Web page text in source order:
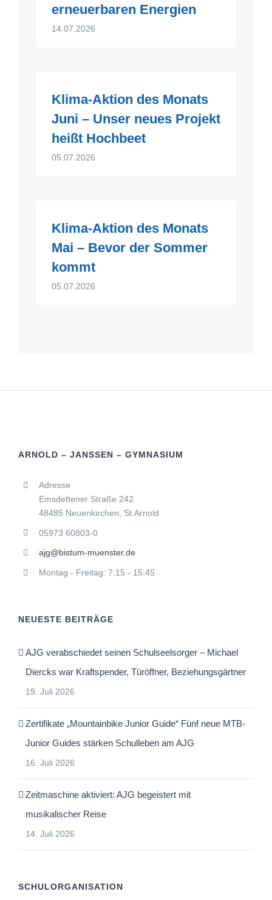
erneuerbaren Energien
14.07.2026
Klima-Aktion des Monats
Juni – Unser neues Projekt
heißt Hochbeet
05.07.2026
Klima-Aktion des Monats
Mai – Bevor der Sommer
kommt
05.07.2026
ARNOLD – JANSSEN – GYMNASIUM
Adresse
Emsdettener Straße 242
48485 Neuenkirchen, St.Arnold
05973 60803-0
ajg@bistum-muenster.de
Montag - Freitag: 7:15 - 15:45
NEUESTE BEITRÄGE
AJG verabschiedet seinen Schulseelsorger – Michael
Diercks war Kraftspender, Türöffner, Beziehungsgärtner
19. Juli 2026
Zertifikate „Mountainbike Junior Guide“ Fünf neue MTB-
Junior Guides stärken Schulleben am AJG
16. Juli 2026
Zeitmaschine aktiviert: AJG begeistert mit
musikalischer Reise
14. Juli 2026
SCHULORGANISATION